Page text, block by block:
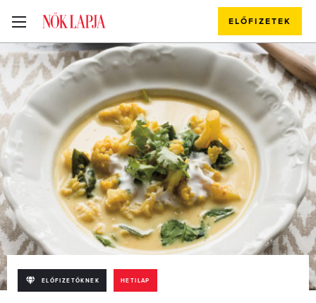
ELŐFIZETEK
ELŐFIZETŐKNEK HETILAP